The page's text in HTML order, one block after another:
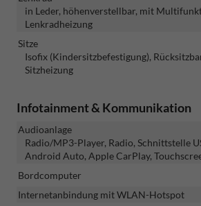
in Leder, höhenverstellbar, mit
Lenkradheizung
Sitze
Isofix (Kindersitzbefestigung),
Sitzheizung
Infotainment & Kommunikation
Audioanlage
Radio/MP3-Player, Radio, Schnittstelle
Android Auto, Apple CarPlay,
Bordcomputer
Internetanbindung mit WLAN-Hotspot